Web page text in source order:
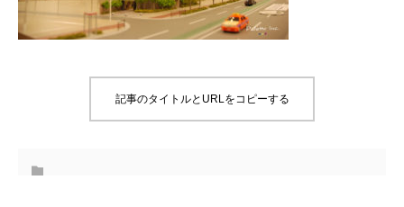
記事のタイトルとURLをコピーする